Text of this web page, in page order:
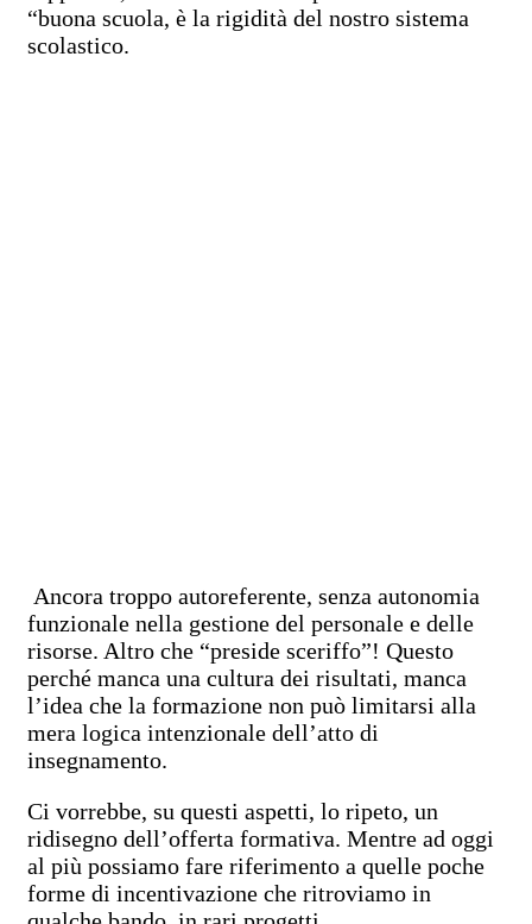
“buona scuola, è la rigidità del nostro sistema
scolastico.
Ancora troppo autoreferente, senza autonomia
funzionale nella gestione del personale e delle
risorse. Altro che “preside sceriffo”! Questo
perché manca una cultura dei risultati, manca
l’idea che la formazione non può limitarsi alla
mera logica intenzionale dell’atto di
insegnamento.
Ci vorrebbe, su questi aspetti, lo ripeto, un
ridisegno dell’offerta formativa. Mentre ad oggi
al più possiamo fare riferimento a quelle poche
forme di incentivazione che ritroviamo in